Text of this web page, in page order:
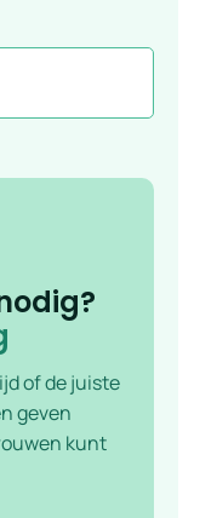
of de juiste
geven
kunt